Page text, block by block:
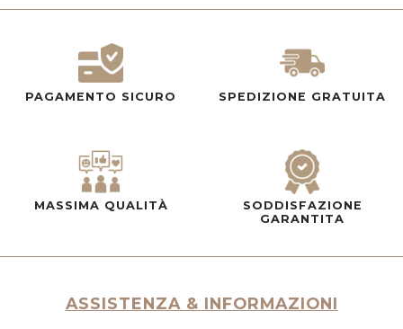
PAGAMENTO SICURO SPEDIZIONE GRATUITA
MASSIMA QUALITÀ
SODDISFAZIONE
GARANTITA
ASSISTENZA & INFORMAZIONI